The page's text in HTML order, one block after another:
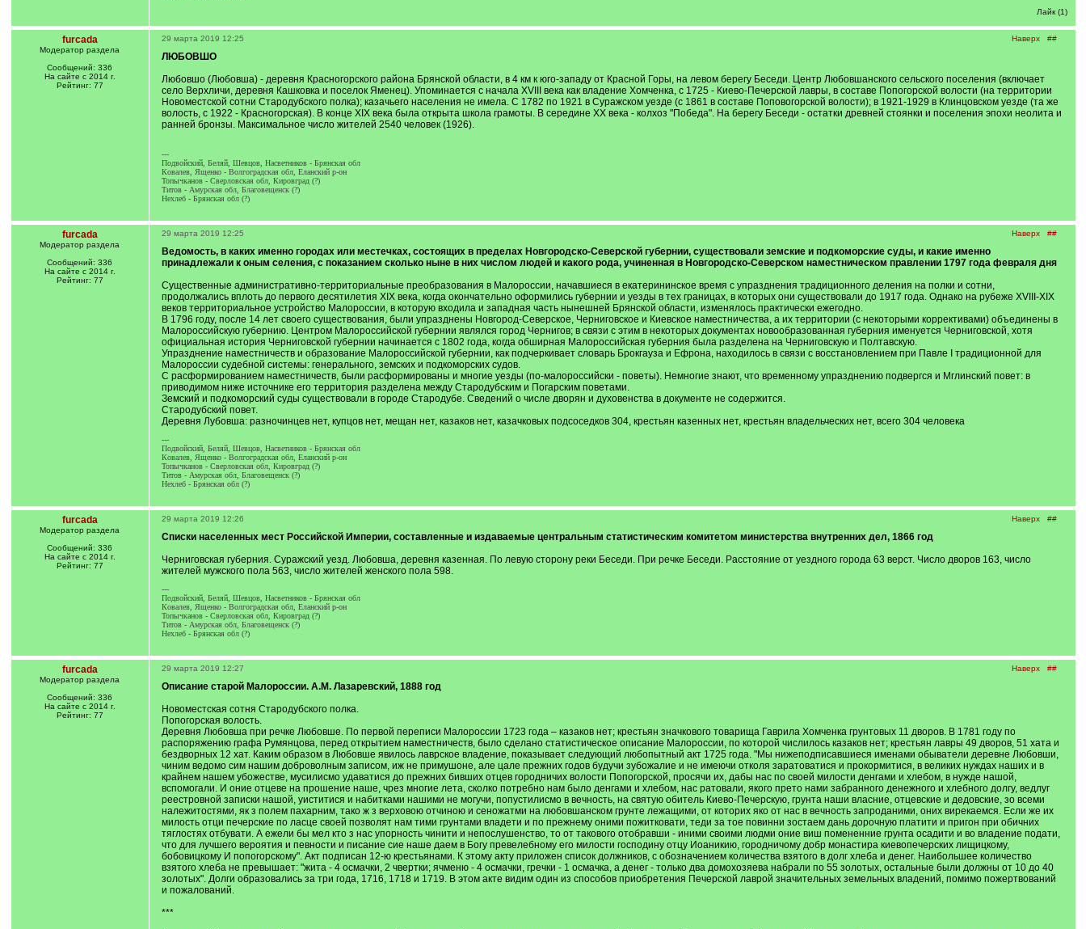
Лайк (1)
furcada
Модератор раздела
Сообщений: 336
На сайте с 2014 г.
Рейтинг: 77
Наверх ##
29 марта 2019 12:25
ЛЮБОВШО
Любовшо (Любовша) - деревня Красногорского района Брянской области, в 4 км к юго-западу от Красной Горы, на левом берегу Беседи. Центр Любовшанского сельского поселения (включает
село Верхличи, деревня Кашковка и поселок Яменец). Упоминается с начала XVIII века как владение Хомченка, с 1725 - Киево-Печерской лавры, в составе Попогорской волости (на территории
Новоместской сотни Стародубского полка); казачьего населения не имела. С 1782 по 1921 в Суражском уезде (с 1861 в составе Поповогорской волости); в 1921-1929 в Клинцовском уезде (та же
волость, с 1922 - Красногорская). В конце XIX века была открыта школа грамоты. В середине ХХ века - колхоз "Победа". На берегу Беседи - остатки древней стоянки и поселения эпохи неолита и
ранней бронзы. Максимальное число жителей 2540 человек (1926).
---
Подвойский, Беляй, Шевцов, Насветников - Брянская обл
Ковалев, Ященко - Волгоградская обл, Еланский р-он
Топычканов - Сверловская обл, Кировград (?)
Титов - Амурская обл, Благовещенск (?)
Нехлеб - Брянская обл (?)
furcada
Модератор раздела
Сообщений: 336
На сайте с 2014 г.
Рейтинг: 77
Наверх ##
29 марта 2019 12:25
Ведомость, в каких именно городах или местечках, состоящих в пределах Новгородско-Северской губернии, существовали земские и подкоморские суды, и какие именно
принадлежали к оным селения, с показанием сколько ныне в них числом людей и какого рода, учиненная в Новгородско-Северском наместническом правлении 1797 года февраля дня
Существенные административно-территориальные преобразования в Малороссии, начавшиеся в екатерининское время с упразднения традиционного деления на полки и сотни,
продолжались вплоть до первого десятилетия XIX века, когда окончательно оформились губернии и уезды в тех границах, в которых они существовали до 1917 года. Однако на рубеже XVIII-XIХ
веков территориальное устройство Малороссии, в которую входила и западная часть нынешней Брянской области, изменялось практически ежегодно.
В 1796 году, после 14 лет своего существования, были упразднены Новгород-Северское, Черниговское и Киевское наместничества, а их территории (с некоторыми коррективами) объединены в
Малороссийскую губернию. Центром Малороссийской губернии являлся город Чернигов; в связи с этим в некоторых документах новообразованная губерния именуется Черниговской, хотя
официальная история Черниговской губернии начинается с 1802 года, когда обширная Малороссийская губерния была разделена на Черниговскую и Полтавскую.
Упразднение наместничеств и образование Малороссийской губернии, как подчеркивает словарь Брокгауза и Ефрона, находилось в связи с восстановлением при Павле I традиционной для
Малороссии судебной системы: генерального, земских и подкоморских судов.
С расформированием наместничеств, были расформированы и многие уезды (по-малороссийски - поветы). Немногие знают, что временному упразднению подвергся и Мглинский повет: в
приводимом ниже источнике его территория разделена между Стародубским и Погарским поветами.
Земский и подкоморский суды существовали в городе Стародубе. Сведений о числе дворян и духовенства в документе не содержится.
Стародубский повет.
Деревня Лубовша: разночинцев нет, купцов нет, мещан нет, казаков нет, казачковых подсоседков 304, крестьян казенных нет, крестьян владельческих нет, всего 304 человека
---
Подвойский, Беляй, Шевцов, Насветников - Брянская обл
Ковалев, Ященко - Волгоградская обл, Еланский р-он
Топычканов - Сверловская обл, Кировград (?)
Титов - Амурская обл, Благовещенск (?)
Нехлеб - Брянская обл (?)
furcada
Модератор раздела
Сообщений: 336
На сайте с 2014 г.
Рейтинг: 77
Наверх ##
29 марта 2019 12:26
Списки населенных мест Российской Империи, составленные и издаваемые центральным статистическим комитетом министерства внутренних дел, 1866 год
Черниговская губерния. Суражский уезд. Любовша, деревня казенная. По левую сторону реки Беседи. При речке Беседи. Расстояние от уездного города 63 верст. Число дворов 163, число
жителей мужского пола 563, число жителей женского пола 598.
---
Подвойский, Беляй, Шевцов, Насветников - Брянская обл
Ковалев, Ященко - Волгоградская обл, Еланский р-он
Топычканов - Сверловская обл, Кировград (?)
Титов - Амурская обл, Благовещенск (?)
Нехлеб - Брянская обл (?)
furcada
Модератор раздела
Сообщений: 336
На сайте с 2014 г.
Рейтинг: 77
Наверх ##
29 марта 2019 12:27
Описание старой Малороссии. А.М. Лазаревский, 1888 год
Новоместская сотня Стародубского полка.
Попогорская волость.
Деревня Любовша при речке Любовше. По первой переписи Малороссии 1723 года – казаков нет; крестьян значкового товарища Гаврила Хомченка грунтовых 11 дворов. В 1781 году по
распоряжению графа Румянцова, перед открытием наместничеств, было сделано статистическое описание Малороссии, по которой числилось казаков нет; крестьян лавры 49 дворов, 51 хата и
бездворных 12 хат. Каким образом в Любовше явилось лаврское владение, показывает следующий любопытный акт 1725 года. "Мы нижеподписавшиеся именами обыватели деревне Любовши,
чиним ведомо сим нашим доброволным записом, иж не примушоне, але цале прежних годов будучи зубожалие и не имеючи отколя заратоватися и прокормитися, в великих нуждах наших и в
крайнем нашем убожестве, мусилисмо удаватися до прежних бивших отцев городничих волости Попогорской, просячи их, дабы нас по своей милости денгами и хлебом, в нужде нашой,
вспомогали. И оние отцеве на прошение наше, чрез многие лета, сколко потребно нам было денгами и хлебом, нас ратовали, якого прето нами забранного денежного и хлебного долгу, ведлуг
реестровной записки нашой, уиститися и набитками нашими не могучи, попустилисмо в вечность, на святую обитель Киево-Печерскую, грунта наши власние, отцевские и дедовские, зо всеми
належитостями, як з полем пахарним, тако ж з верховою отчиною и сеножатми на любовшанском грунте лежащими, от которих яко от нас в вечность запроданими, оних вирекаемся. Если же их
милость отци печерские по ласце своей позволят нам тими грунтами владети и по прежнему оними пожитковати, теди за тое повинни зостаем дань дорочную платити и пригон при обичних
тяглостях отбувати. А ежели бы мел кто з нас упорность чинити и непослушенство, то от такового отобравши - иними своими людми оние виш помененние грунта осадити и во владение подати,
что для лучшего вероятия и певности и писание сие наше даем в Богу превелебному его милости господину отцу Иоаникию, городничому добр монастира киевопечерских лищицкому,
бобовицкому И попогорскому". Акт подписан 12-ю крестьянами. К этому акту приложен список должников, с обозначением количества взятого в долг хлеба и денег. Наибольшее количество
взятого хлеба не превышает: "жита - 4 осмачки, 2 чвертки; ячменю - 4 осмачки, гречки - 1 осмачка, а денег - только два домохозяева набрали по 55 золотых, остальные были должны от 10 до 40
золотых". Долги образовались за три года, 1716, 1718 и 1719. В этом акте видим один из способов приобретения Печерской лаврой значительных земельных владений, помимо пожертвований
и пожалований.
***